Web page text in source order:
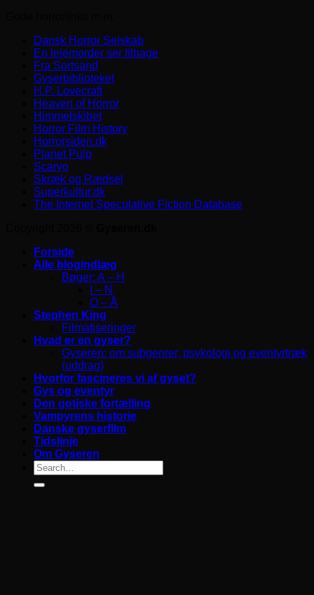
Dansk Horror Selskab
En lejemorder ser tilbage
Fra Sortsand
Gyserbiblioteket
H.P. Lovecraft
Heaven of Horror
Himmelskibet
Horror Film History
Horrorsiden.dk
Planet Pulp
Scaryo
Skræk og Rædsel
Superkultur.dk
The Internet Speculative Fiction Database
Forside
Alle blogindlæg
Bøger: A – H
I – N
O – Å
Stephen King
Filmatiseringer
Hvad er en gyser?
Gyseren: om subgenrer, psykologi og eventyrtræk
(uddrag)
Hvorfor fascineres vi af gyset?
Gys og eventyr
Den gotiske fortælling
Vampyrens historie
Danske gyserfilm
Tidslinje
Om Gyseren